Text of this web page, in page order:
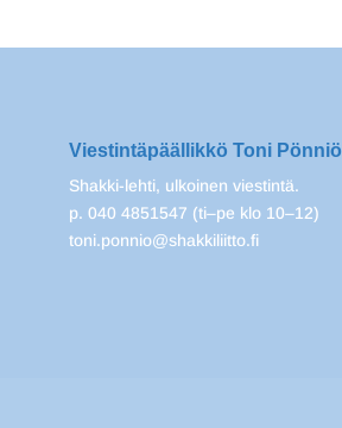
Viestintäpäällikkö Toni Pönniö
Shakki-lehti, ulkoinen viestintä.
p. 040 4851547 (ti–pe klo 10–12)
toni.ponnio@shakkiliitto.fi